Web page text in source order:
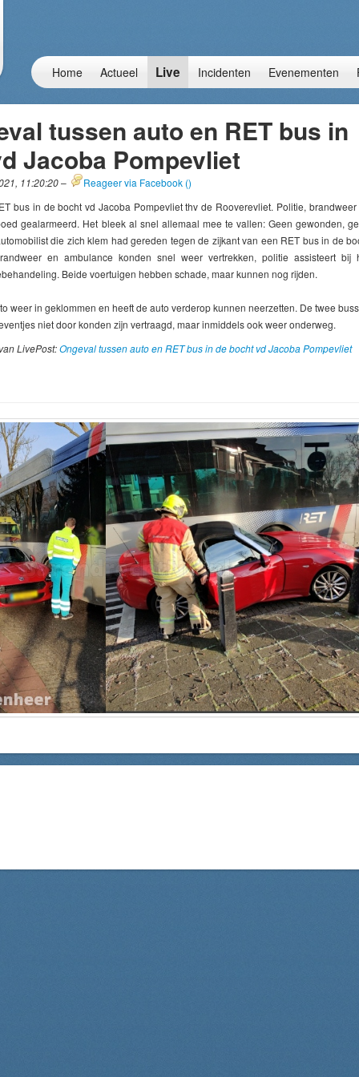
Home Actueel Live Incidenten Evenementen
tussen auto en RET bus in
Jacoba Pompevliet
11:20:20– Reageer via Facebook ()
bus in de bocht vd Jacoba Pompevliet thv de Rooverevliet. Politie, brandweer
gealarmeerd. Het bleek al snel allemaal mee te vallen: Geen gewonden,
die zich klem had gereden tegen de zijkant van een RET bus in de
en ambulance konden snel weer vertrekken, politie assisteert bij
Beide voertuigen hebben schade, maar kunnen nog rijden.
weer in geklommen en heeft de auto verderop kunnen neerzetten. De twee
niet door konden zijn vertraagd, maar inmiddels ook weer onderweg.
LivePost:Ongeval tussen auto en RET bus in de bocht vd Jacoba Pompevliet